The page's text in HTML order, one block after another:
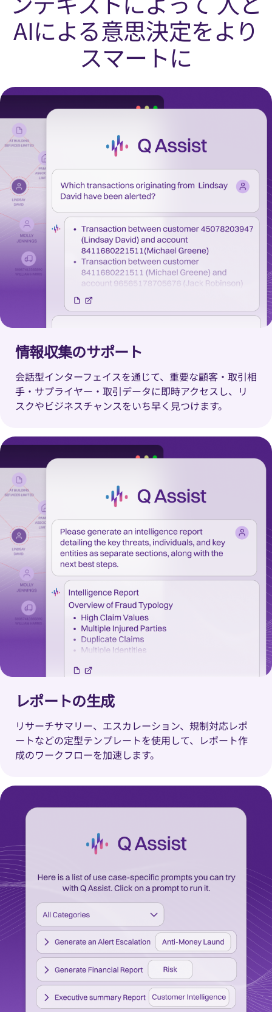
AIによる意思決定をより
スマートに
情報収集のサポート
会話型インターフェイスを通じて、重要な顧客・取引相
手・サプライヤー・取引データに即時アクセスし、リ
スクやビジネスチャンスをいち早く見つけます。
レポートの生成
リサーチサマリー、エスカレーション、規制対応レポ
ートなどの定型テンプレートを使用して、レポート作
成のワークフローを加速します。